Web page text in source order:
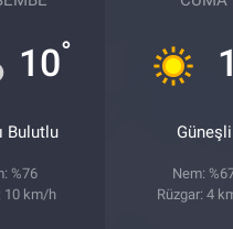
10°
Bulutlu
%76
10 km/h
Güneşli
Nem:
Rüzgar: 4